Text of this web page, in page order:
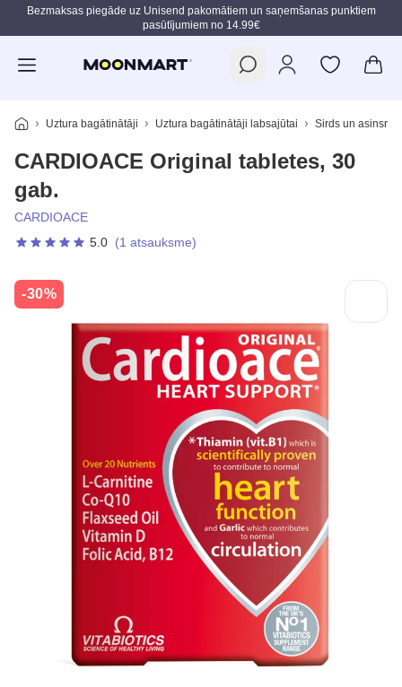
Pāriet uz galveno saturu
Bezmaksas piegāde uz Unisend pakomātiem un saņemšanas punktiem
pasūtījumiem no 14.99€
Uztura bagātinātāji Uztura bagātinātāji labsajūtai Sirds un
CARDIOACE Original tabletes, 30
gab.
CARDIOACE
5.0 (1 atsauksme)
-30%